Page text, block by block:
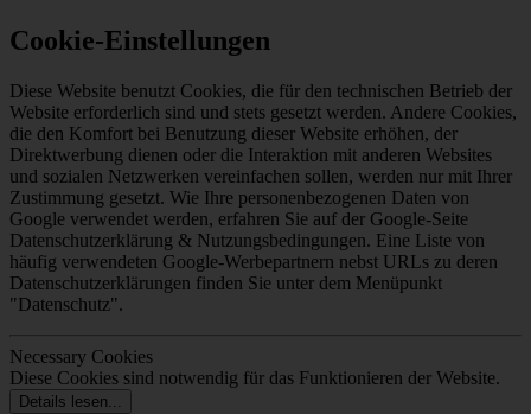
Cookie-Einstellungen
Diese Website benutzt Cookies, die für den technischen Betrieb der
Website erforderlich sind und stets gesetzt werden. Andere Cookies,
die den Komfort bei Benutzung dieser Website erhöhen, der
Direktwerbung dienen oder die Interaktion mit anderen Websites
und sozialen Netzwerken vereinfachen sollen, werden nur mit Ihrer
Zustimmung gesetzt. Wie Ihre personenbezogenen Daten von
Google verwendet werden, erfahren Sie auf der Google-Seite
Datenschutzerklärung & Nutzungsbedingungen. Eine Liste von
häufig verwendeten Google-Werbepartnern nebst URLs zu deren
Datenschutzerklärungen finden Sie unter dem Menüpunkt
"Datenschutz".
Necessary Cookies
Diese Cookies sind notwendig für das Funktionieren der Website.
Details lesen...